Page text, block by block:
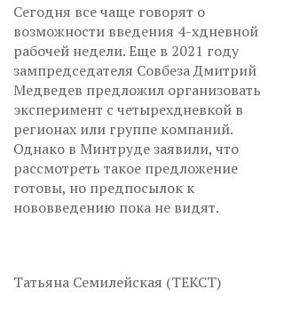
Сегодня все чаще говорят о
возможности введения 4-хдневной
рабочей недели. Еще в 2021 году
зампредседателя Совбеза Дмитрий
Медведев предложил организовать
эксперимент с четырехдневкой в
регионах или группе компаний.
Однако в Минтруде заявили, что
рассмотреть такое предложение
готовы, но предпосылок к
нововведению пока не видят.
Татьяна Семилейская (ТЕКСТ)